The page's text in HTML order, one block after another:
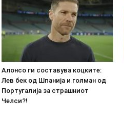
Алонсо ги составува коцките:
Лев бек од Шпанија и голман од
Португалија за страшниот
Челси?!